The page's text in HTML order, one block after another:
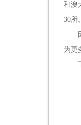
和澳
30所。
为更